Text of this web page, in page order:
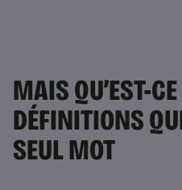
MAIS QU’EST-
DÉFINITIONS
SEUL MOT